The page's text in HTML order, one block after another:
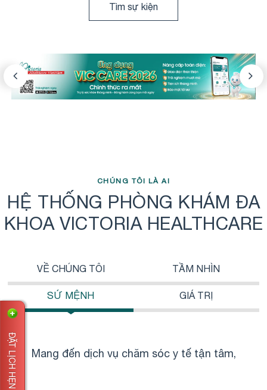
Tìm sự kiện
CHÚNG TÔI LÀ AI
HỆ THỐNG PHÒNG KHÁM ĐA
KHOA VICTORIA HEALTHCARE
VỀ CHÚNG TÔI TẦM NHÌN
SỨ MỆNH GIÁ TRỊ
Mang đến dịch vụ chăm sóc y tế tận tâm,
ĐẶT LỊCH HẸN